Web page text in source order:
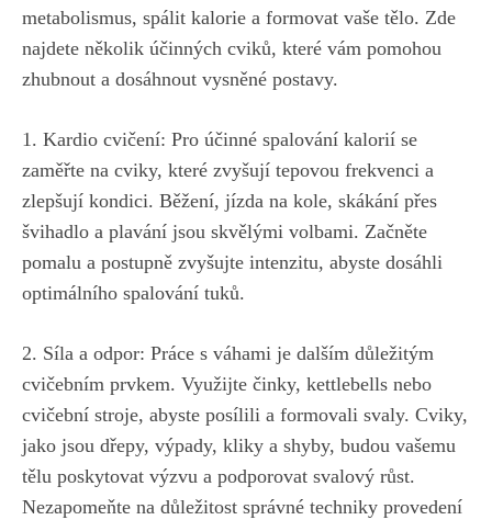
metabolismus, spálit kalorie a formovat vaše tělo. Zde
najdete několik účinných cviků,‍ které vám pomohou
zhubnout a dosáhnout vysněné‌ postavy.
1. Kardio​ cvičení:⁣ Pro účinné spalování kalorií ⁤se
zaměřte na⁣ cviky, které zvyšují tepovou frekvenci a
zlepšují kondici. Běžení, jízda‌ na kole, skákání přes
švihadlo a plavání jsou skvělými volbami. ⁣Začněte
pomalu a postupně zvyšujte intenzitu, abyste dosáhli
optimálního spalování tuků.
2.‌ Síla a odpor: ⁤Práce s váhami je dalším důležitým
cvičebním prvkem. Využijte činky, kettlebells nebo
cvičební stroje, ⁤abyste ‌posílili a formovali svaly. Cviky,​
jako jsou dřepy, výpady, kliky a shyby,‌ budou vašemu
tělu poskytovat výzvu a podporovat svalový růst.
Nezapomeňte na ⁣důležitost⁤ správné techniky provedení